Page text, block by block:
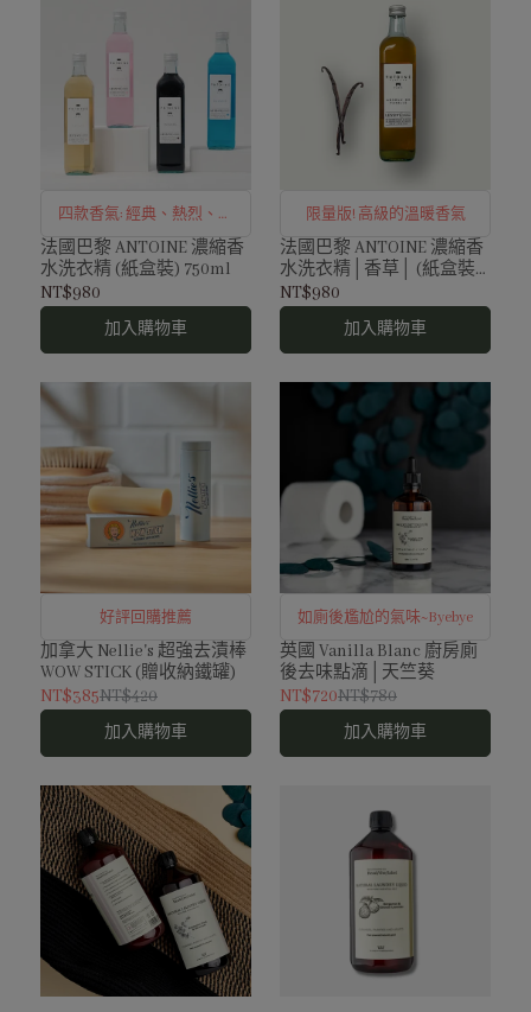
四款香氣: 經典、熱烈、花
香、茉莉琥珀
法國巴黎 ANTOINE 濃縮香
水洗衣精 (紙盒裝) 750ml
NT$980
加入購物車
限量版! 高級的溫暖香氣
法國巴黎 ANTOINE 濃縮香
水洗衣精│香草│ (紙盒裝)
750ml
NT$980
加入購物車
好評回購推薦
加拿大 Nellie's 超強去漬棒
WOW STICK (贈收納鐵罐)
NT$385NT$420
加入購物車
如廁後尷尬的氣味~Byebye
英國 Vanilla Blanc 廚房廁
後去味點滴│天竺葵
NT$720NT$780
加入購物車